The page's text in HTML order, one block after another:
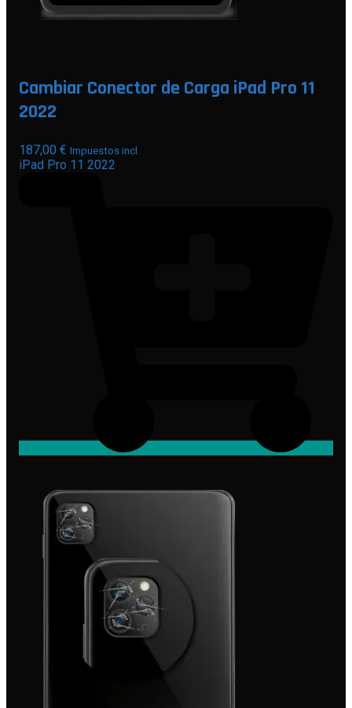
Cambiar Conector de Carga iPad Pro 11
2022
187,00 € Impuestos incl.
iPad Pro 11 2022